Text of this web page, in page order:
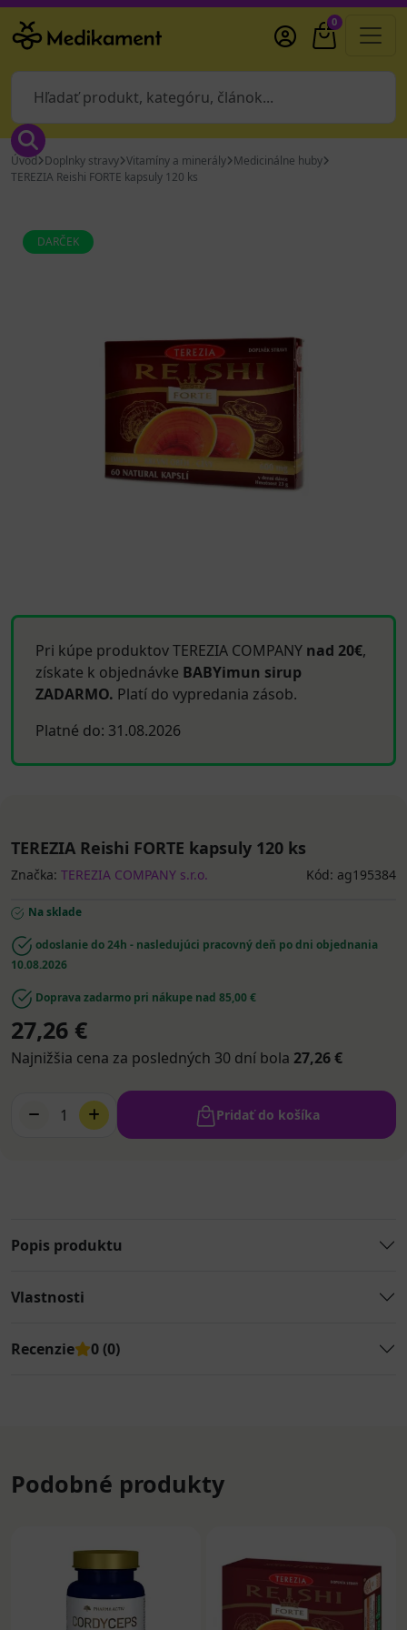
0
Úvod Doplnky stravy Vitamíny a minerály Medicinálne huby
TEREZIA Reishi FORTE kapsuly 120 ks
Pri kúpe produktov TEREZIA COMPANY nad 20€,
získate k objednávke BABYimun sirup
ZADARMO. Platí do vypredania zásob.
Platné do: 31.08.2026
DARČEK
TEREZIA Reishi FORTE kapsuly 120 ks
Značka: TEREZIA COMPANY s.r.o. Kód: ag195384
Na sklade
odoslanie do 24h - nasledujúci pracovný deň po dni objednania
10.08.2026
Doprava zadarmo pri nákupe nad 85,00 €
27,26 €
Najnižšia cena za posledných 30 dní bola 27,26 €
1 Pridať do košíka
Popis produktu
Vlastnosti
Recenzie 0 (0)
Podobné produkty